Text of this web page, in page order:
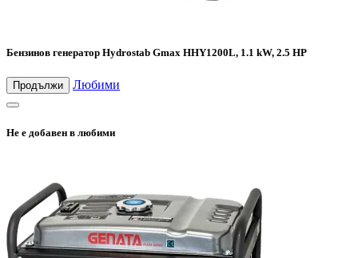
Бензинов генератор Hydrostab Gmax HHY1200L, 1.1 kW, 2.5 HP
Продължи Любими
Не е добавен в любими